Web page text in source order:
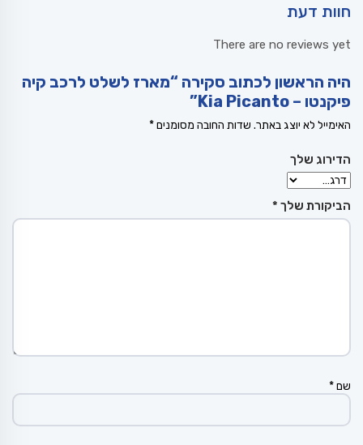
חוות דעת
There are no reviews yet
היה הראשון לכתוב סקירה “מארז לשלט לרכב קיה
פיקנטו – Kia Picanto”
האימייל לא יוצג באתר. שדות החובה מסומנים*
הדירוג שלך
הביקורת שלך *
שם*